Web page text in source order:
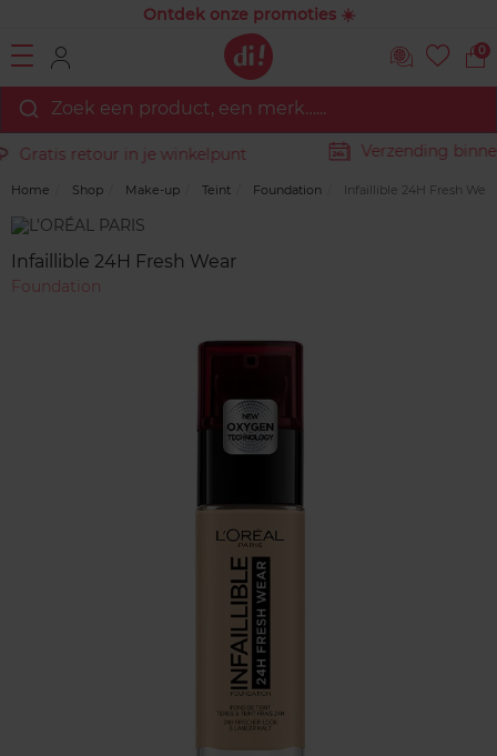
Ontdek onze promoties ☀️
0
Zoek een product, een merk…...
Gratis retour in je winkelpunt Verzending binnen
Home Shop Make-up Teint Foundation Infaillible 24H Fresh Wear
Merk
Infaillible 24H Fresh Wear
Foundation